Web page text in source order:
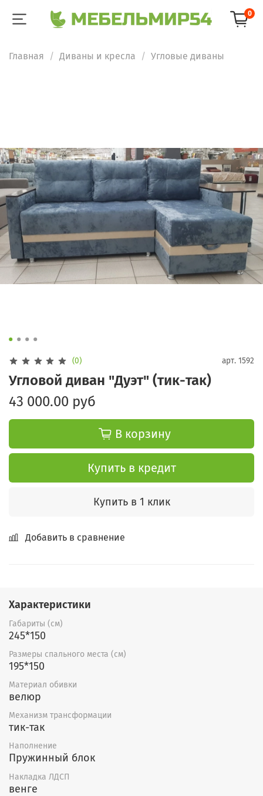
0
Главная Диваны и кресла Угловые диваны
(0) арт. 1592
Угловой диван "Дуэт" (тик-так)
43 000.00 руб
В корзину
Купить в кредит
Купить в 1 клик
Добавить в сравнение
Характеристики
Габариты (см)
245*150
Размеры спального места (см)
195*150
Материал обивки
велюр
Механизм трансформации
тик-так
Наполнение
Пружинный блок
Накладка ЛДСП
венге